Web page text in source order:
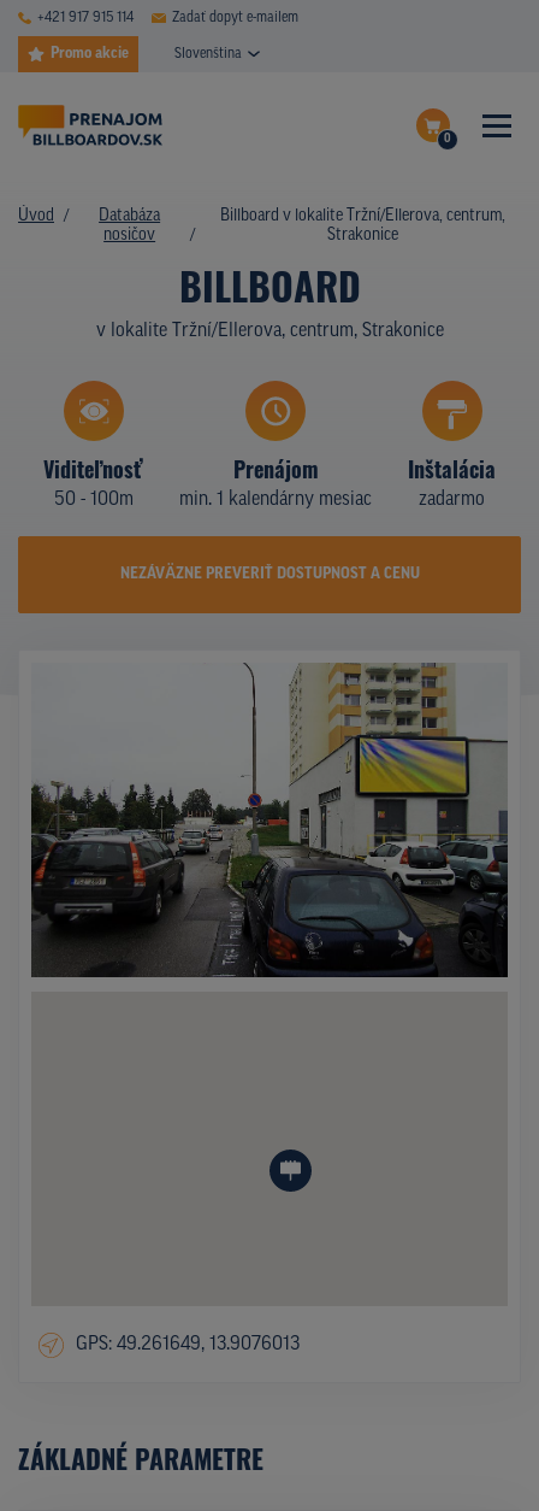
+421 917 915 114 Zadať dopyt e-mailem
Promo akcie Slovenština
0
Dokončiť dopyt
DATABÁZA NOSIČOV
PLOCHY V AKCII
CENY
TYPY NOSIČOV
KTO SME
KONTAKTY
Úvod
Databáza
nosičov
Billboard v lokalite Tržní/Ellerova, centrum,
Strakonice
BILLBOARD
v lokalite Tržní/Ellerova, centrum, Strakonice
Viditeľnosť
50 - 100m
Prenájom
min. 1 kalendárny mesiac
Inštalácia
zadarmo
NEZÁVÄZNE PREVERIŤ DOSTUPNOST A CENU
GPS: 49.261649, 13.9076013
ZÁKLADNÉ PARAMETRE